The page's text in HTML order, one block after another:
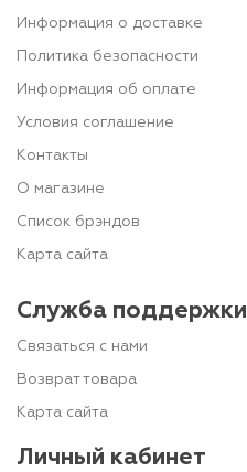
Информация о доставке
Политика безопасности
Информация об оплате
Условия соглашение
Контакты
О магазине
Список брэндов
Карта сайта
Служба поддержки
Связаться с нами
Возврат товара
Карта сайта
Личный кабинет